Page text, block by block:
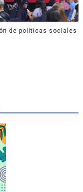
de políticas sociales